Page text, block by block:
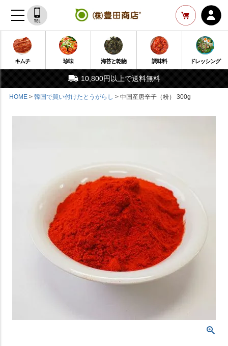
キムチ 珍味 海苔と乾物 調味料 ドレッシング
10,800円以上で送料無料
HOME 韓国で買い付けたとうがらし 中国産唐辛子（粉） 300g